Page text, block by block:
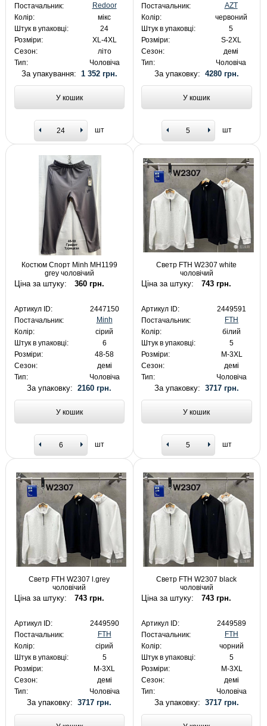
Постачальник:
Redoor
Колір:
мікс
Штук в упаковці:
24
Розміри:
XL-4XL
Сезон:
літо
Тип:
Чоловіча
За упакування: 1 352 грн.
У кошик
шт
Постачальник:
AZT
Колір:
червоний
Штук в упаковці:
5
Розміри:
S-2XL
Сезон:
демі
Тип:
Чоловіча
За упаковку: 4280 грн.
У кошик
шт
Костюм Спорт Minh MH1199
grey чоловічий
Ціна за штуку: 360 грн.
Артикул ID:
2447150
Постачальник:
Minh
Колір:
сірий
Штук в упаковці:
6
Розміри:
48-58
Сезон:
демі
Тип:
Чоловіча
За упаковку:2160 грн.
У кошик
шт
Светр FTH W2307 white
чоловічий
Ціна за штуку: 743 грн.
Артикул ID:
2449591
Постачальник:
FTH
Колір:
білий
Штук в упаковці:
5
Розміри:
M-3XL
Сезон:
демі
Тип:
Чоловіча
За упаковку: 3717 грн.
У кошик
шт
Светр FTH W2307 l.grey
чоловічий
Ціна за штуку: 743 грн.
Артикул ID:
2449590
Постачальник:
FTH
Колір:
сірий
Штук в упаковці:
5
Розміри:
M-3XL
Сезон:
демі
Тип:
Чоловіча
За упаковку:3717 грн.
Светр FTH W2307 black
чоловічий
Ціна за штуку: 743 грн.
Артикул ID:
2449589
Постачальник:
FTH
Колір:
чорний
Штук в упаковці:
5
Розміри:
M-3XL
Сезон:
демі
Тип:
Чоловіча
За упаковку: 3717 грн.